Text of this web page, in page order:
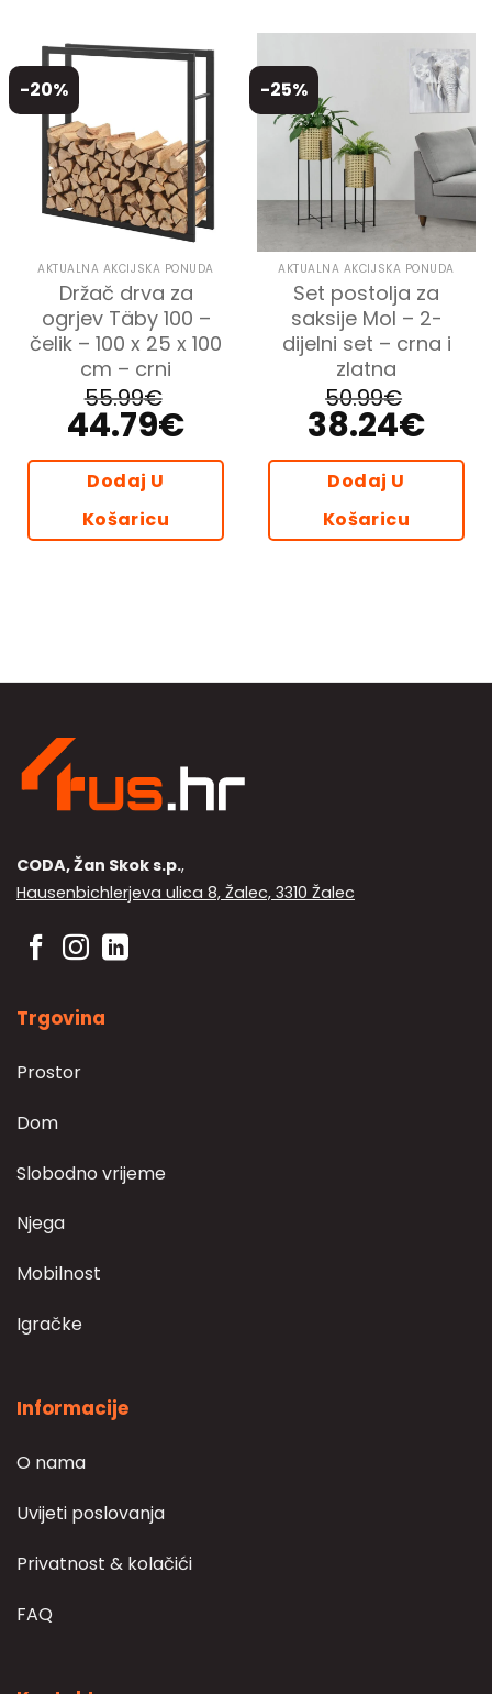
-20%
AKTUALNA AKCIJSKA PONUDA
Držač drva za
ogrjev Täby 100 –
čelik – 100 x 25 x 100
cm – crni
55.99€
Izvorna
cijena
bila
je:
55.99€.
44.79€Trenutna
cijena
44.79€.
Dodaj U
Košaricu
-25%
AKTUALNA AKCIJSKA PONUDA
Set postolja za
saksije Mol – 2-
dijelni set – crna i
zlatna
50.99€
Izvorna
cijena
bila
je:
50.99€.
38.24€Trenutna
cijena
38.24€.
Dodaj U
Košaricu
CODA, Žan Skok s.p.,
Hausenbichlerjeva ulica 8, Žalec, 3310 Žalec
Trgovina
Prostor
Dom
Slobodno vrijeme
Njega
Mobilnost
Igračke
Informacije
O nama
Uvijeti poslovanja
Privatnost & kolačići
FAQ